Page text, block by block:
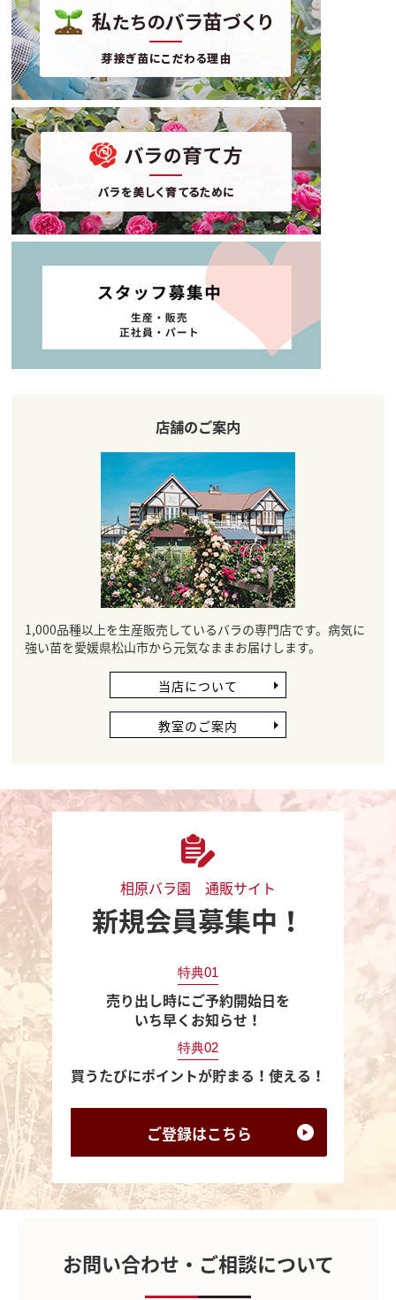
店舗のご案内
1,000品種以上を生産販売しているバラの専門店です。病気に
強い苗を愛媛県松山市から元気なままお届けします。
当店について
教室のご案内
相原バラ園 通販サイト
新規会員募集中！
特典01
売り出し時にご予約開始日を
いち早くお知らせ！
特典02
買うたびにポイントが貯まる！使える！
ご登録はこちら
お問い合わせ・ご相談について